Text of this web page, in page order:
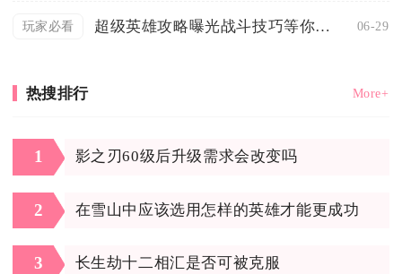
玩家必看 超级英雄攻略曝光战斗技巧等你掌握 06-29
热搜排行 More+
1 影之刃60级后升级需求会改变吗
2 在雪山中应该选用怎样的英雄才能更成功
3 长生劫十二相汇是否可被克服